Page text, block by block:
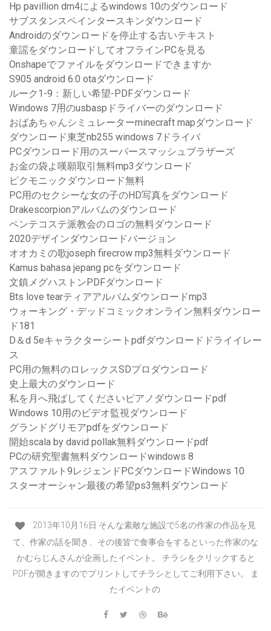
Hp pavillion dm4によるwindows 10のダウンロード
サブスタンスペインタースキンダウンロード
Androidのダウンロードを停止する古いテキスト
童謡をダウンロードしてオフラインPCを見る
Onshapeでファイルをダウンロードできますか
S905 android 6.0 otaダウンロード
ルーク1-9：新しい希望-PDFダウンロード
Windows 7用のusbaspドライバーのダウンロード
おばあちゃんシミュレーターminecraft mapダウンロード
ダウンロード東芝nb255 windows 7ドライバ
PCダウンロード用のスーパースマッシュブラザーズ
お金の袋よ嘆願取引無料mp3ダウンロード
ピクモニックダウンロード無料
PC用のセクシーな女の子のHD写真をダウンロード
Drakescorpionアルバムのダウンロード
ペンテコステ派教会のロゴの無料ダウンロード
2020デザインダウンロードバージョン
オオカミの歌joseph firecrow mp3無料ダウンロード
Kamus bahasa jepang pcをダウンロード
文鎮メグハストンPDFダウンロード
Bts love tearティアアルバムダウンロードmp3
ウォーキング・デッドコミックオンライン無料ダウンロー
ド181
D＆d 5eキャラクターシートpdfダウンロードドライイレー
ス
PC用の無料のロレックスSDプロダウンロード
史上最大のダウンロード
私を月へ飛ばしてくださいピアノダウンロードpdf
Windows 10用のビデオ監視ダウンロード
グランドグリモアpdfをダウンロード
開始scala by david pollak無料ダウンロードpdf
PCの研究聖書無料ダウンロードwindows 8
アスファルト9レジェンドPCダウンロードWindows 10
スターオーシャン最後の希望ps3無料ダウンロード
2013年10月16日 そんな素敵な施設で5名の作家の作品を見
て、作家の話を聞き、その後皆で食事会をするといった作家のな
かむらじんさんが企画したイベント。 チラシをクリックすると
PDFが開きますのでプリントしてチラシとしてご利用下さい。 ま
たイベントの